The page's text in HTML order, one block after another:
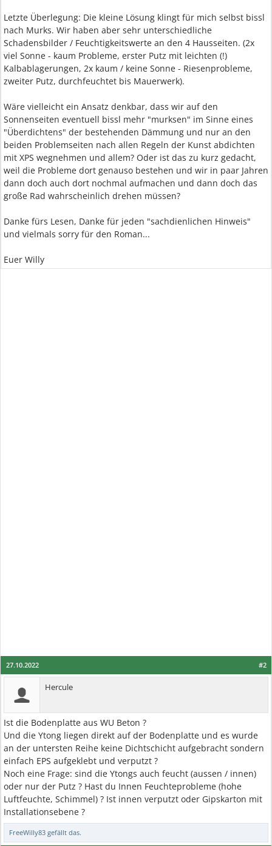
Letzte Überlegung: Die kleine Lösung klingt für mich selbst bissl
nach Murks. Wir haben aber sehr unterschiedliche
Schadensbilder / Feuchtigkeitswerte an den 4 Hausseiten. (2x
viel Sonne - kaum Probleme, erster Putz mit leichten (!)
Kalbablagerungen, 2x kaum / keine Sonne - Riesenprobleme,
zweiter Putz, durchfeuchtet bis Mauerwerk).
Wäre vielleicht ein Ansatz denkbar, dass wir auf den
Sonnenseiten eventuell bissl mehr "murksen" im Sinne eines
"Überdichtens" der bestehenden Dämmung und nur an den
beiden Problemseiten nach allen Regeln der Kunst abdichten
mit XPS wegnehmen und allem? Oder ist das zu kurz gedacht,
weil die Probleme dort genauso bestehen und wir in paar Jahren
dann doch auch dort nochmal aufmachen und dann doch das
große Rad wahrscheinlich drehen müssen?
Danke fürs Lesen, Danke für jeden "sachdienlichen Hinweis"
und vielmals sorry für den Roman...
Euer Willy
#2
27.10.2022
Hercule
Ist die Bodenplatte aus WU Beton ?
Und die Ytong liegen direkt auf der Bodenplatte und es wurde
an der untersten Reihe keine Dichtschicht aufgebracht sondern
einfach EPS aufgeklebt und verputzt ?
Noch eine Frage: sind die Ytongs auch feucht (aussen / innen)
oder nur der Putz ? Hast du Innen Feuchteprobleme (hohe
Luftfeuchte, Schimmel) ? Ist innen verputzt oder Gipskarton mit
Installationsebene ?
FreeWilly83 gefällt das.